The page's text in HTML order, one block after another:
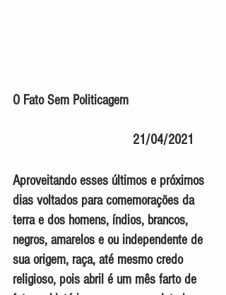
O Fato Sem Politicagem
                                  21/04/2021
Aproveitando esses últimos e próximos
dias voltados para comemorações da
terra e dos homens, índios, brancos,
negros, amarelos e ou independente de
sua origem, raça, até mesmo credo
religioso, pois abril é um mês farto de